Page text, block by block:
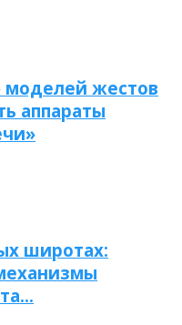
жестов
аппараты
широтах: